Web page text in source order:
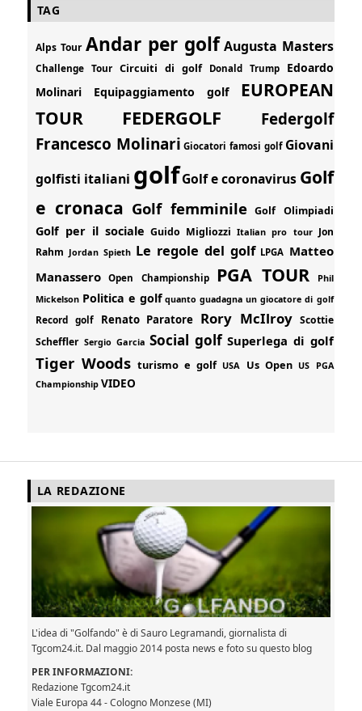
TAG
Alps Tour Andar per golf Augusta Masters
Challenge Tour Circuiti di golf Donald Trump
Edoardo
Molinari
Equipaggiamento golf
EUROPEAN
TOUR
FEDERGOLF Federgolf
Francesco Molinari Giocatori famosi golf Giovani
golfisti italiani golf Golf e coronavirus Golf
e cronaca Golf femminile Golf Olimpiadi
Golf per il sociale Guido Migliozzi Italian pro tour Jon
Rahm Jordan Spieth Le regole del golf LPGA Matteo
Manassero
Open Championship PGA TOUR
Phil
Mickelson Politica e golf quanto guadagna un giocatore di golf
Record golf Renato Paratore Rory McIlroy Scottie
Scheffler Sergio Garcia Social golf Superlega di golf
Tiger Woods turismo e golf USA Us Open US PGA
Championship VIDEO
LA REDAZIONE
L'idea di "Golfando" è di Sauro Legramandi, giornalista di
Tgcom24.it. Dal maggio 2014 posta news e foto su questo blog
PER INFORMAZIONI:
Redazione Tgcom24.it
Viale Europa 44 - Cologno Monzese (MI)